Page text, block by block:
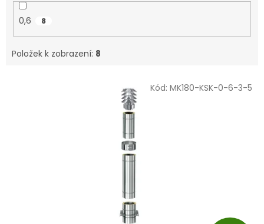
0,6 8
Položek k zobrazení: 8
Kód: MK180-KSK-0-6-3-5